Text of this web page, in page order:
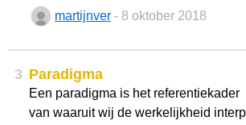
martijnver - 8 oktober 2018
3 Paradigma
Een paradigma is het referentiekader
van waaruit wij de werkelijkheid